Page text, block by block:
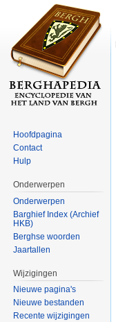
Hoofdpagina
Contact
Hulp
Onderwerpen
Onderwerpen
Barghief Index (Archief
HKB)
Berghse woorden
Jaartallen
Wijzigingen
Nieuwe pagina's
Nieuwe bestanden
Recente wijzigingen